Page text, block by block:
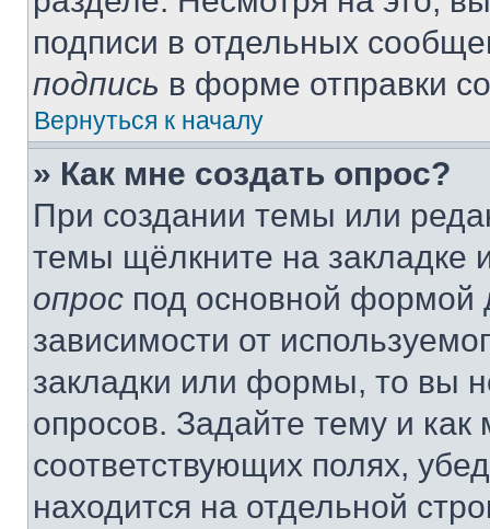
подписи в отдельных
подпись в форме отправки
Вернуться к началу
» Как мне создать опрос?
При создании темы или
темы щёлкните на
опрос под основной формой
зависимости от
закладки или формы, то вы
опросов. Задайте тему и
соответствующих полях,
находится на отдельной